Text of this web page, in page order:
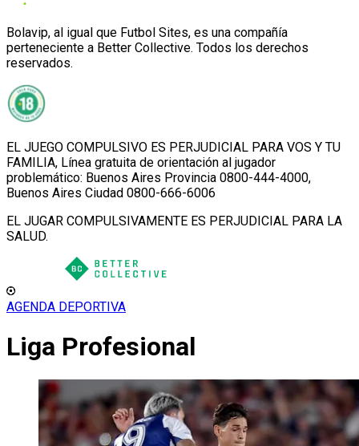
Bolavip, al igual que Futbol Sites, es una compañía
perteneciente a Better Collective. Todos los derechos
reservados.
EL JUEGO COMPULSIVO ES PERJUDICIAL PARA VOS Y TU
FAMILIA, Línea gratuita de orientación al jugador
problemático: Buenos Aires Provincia 0800-444-4000,
Buenos Aires Ciudad 0800-666-6006
EL JUGAR COMPULSIVAMENTE ES PERJUDICIAL PARA LA
SALUD.
AGENDA DEPORTIVA
Liga Profesional